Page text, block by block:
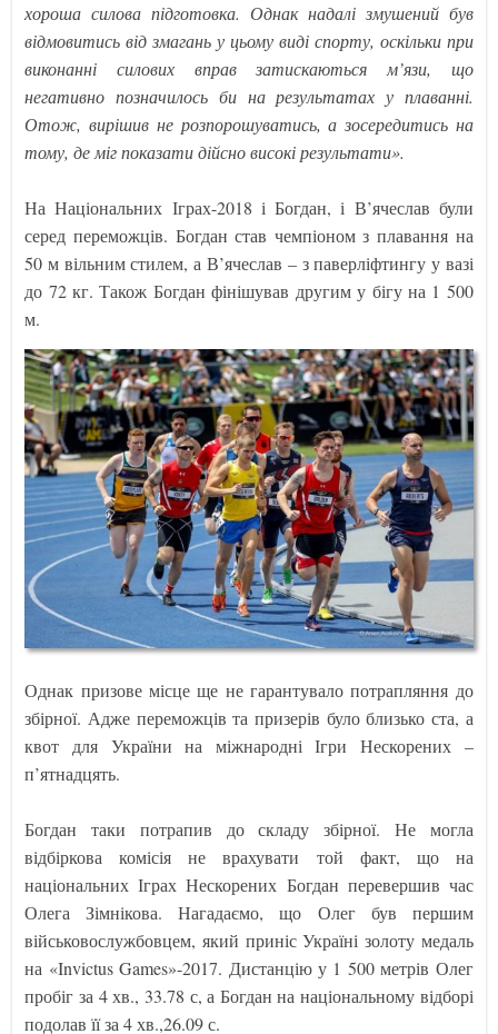
хороша силова підготовка. Однак надалі змушений був
відмовитись від змагань у цьому виді спорту, оскільки при
виконанні силових вправ затискаються м’язи, що
негативно позначилось би на результатах у плаванні.
Отож, вирішив не розпорошуватись, а зосередитись на
тому, де міг показати дійсно високі результати».
На Національних Іграх-2018 і Богдан, і В’ячеслав були
серед переможців. Богдан став чемпіоном з плавання на
50 м вільним стилем, а В’ячеслав – з паверліфтингу у вазі
до 72 кг. Також Богдан фінішував другим у бігу на 1 500
м.
Однак призове місце ще не гарантувало потрапляння до
збірної. Адже переможців та призерів було близько ста, а
квот для України на міжнародні Ігри Нескорених –
п’ятнадцять.
Богдан таки потрапив до складу збірної. Не могла
відбіркова комісія не врахувати той факт, що на
національних Іграх Нескорених Богдан перевершив час
Олега Зімнікова. Нагадаємо, що Олег був першим
військовослужбовцем, який приніс Україні золоту медаль
на «Invictus Games»-2017. Дистанцію у 1 500 метрів Олег
пробіг за 4 хв., 33.78 с, а Богдан на національному відборі
подолав її за 4 хв.,26.09 с.